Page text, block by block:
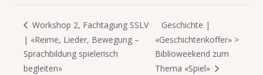
Workshop 2, Fachtagung SSLV
| «Reime, Lieder, Bewegung –
Sprachbildung spielerisch
begleiten»
Geschichte |
«Geschichtenkoffer» >
Biblioweekend zum
Thema «Spiel»